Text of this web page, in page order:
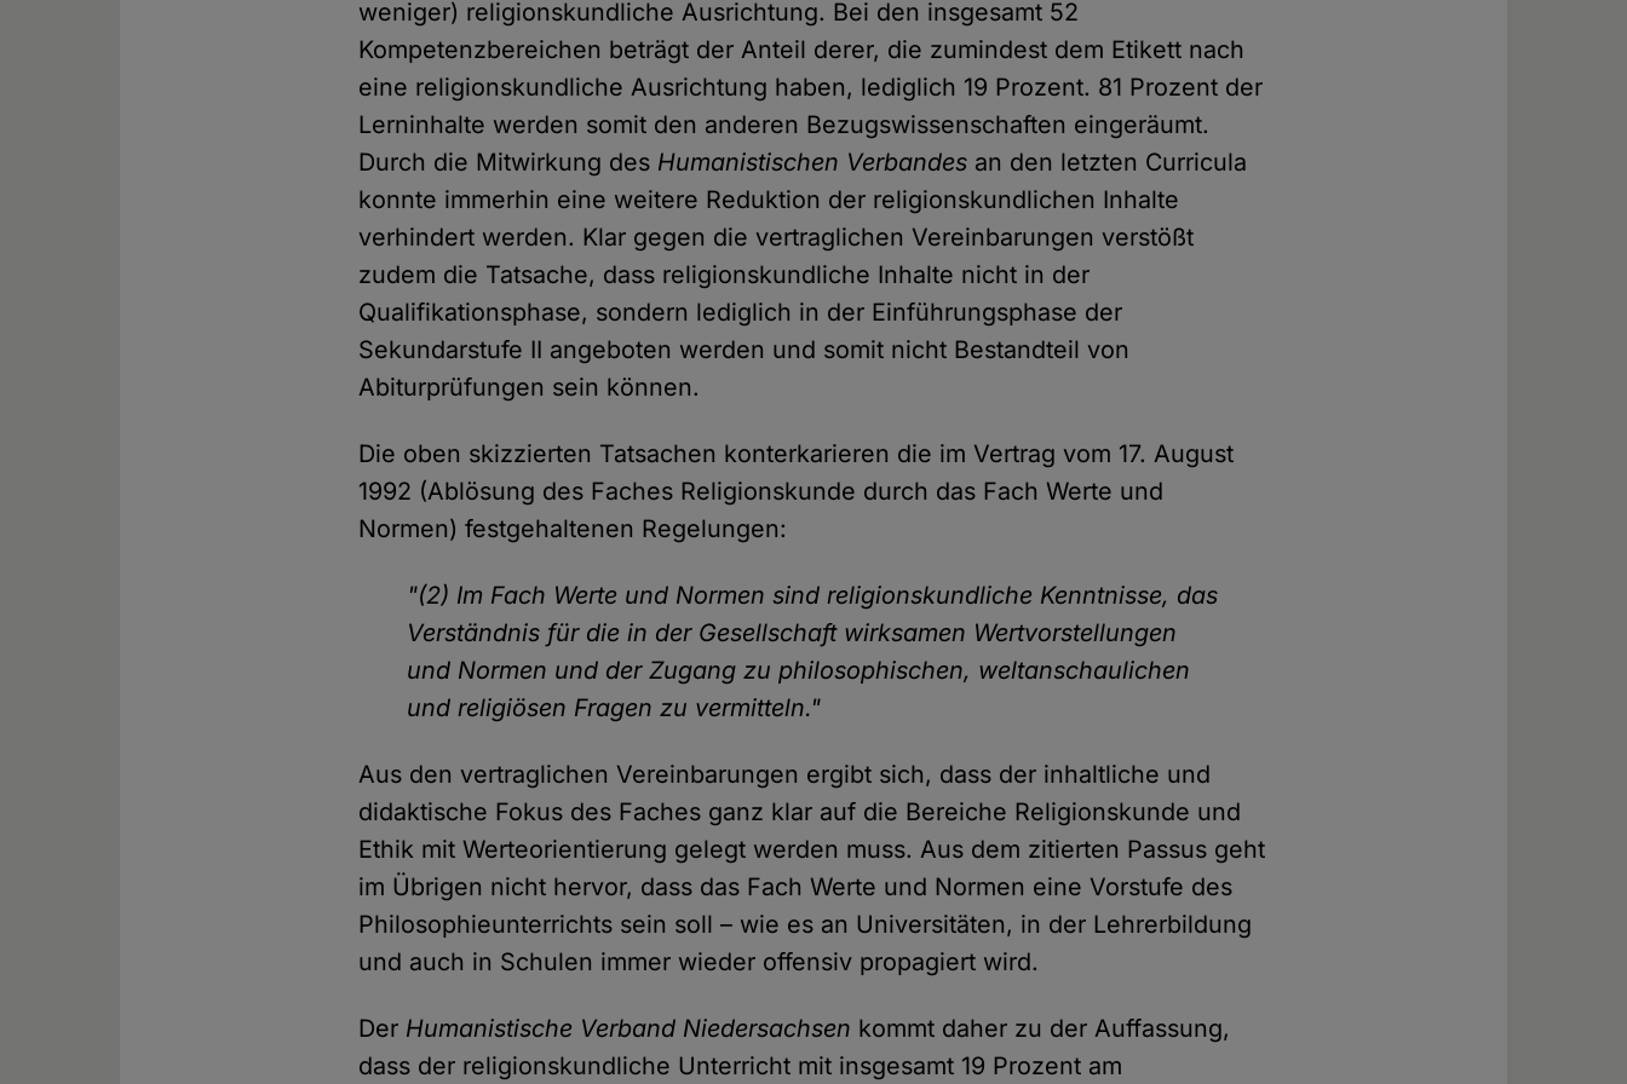
weniger) religionskundliche Ausrichtung. Bei den insgesamt 52
Kompetenzbereichen beträgt der Anteil derer, die zumindest dem Etikett nach
eine religionskundliche Ausrichtung haben, lediglich 19 Prozent. 81 Prozent der
Lerninhalte werden somit den anderen Bezugswissenschaften eingeräumt.
Durch die Mitwirkung des Humanistischen Verbandes an den letzten Curricula
konnte immerhin eine weitere Reduktion der religionskundlichen Inhalte
verhindert werden. Klar gegen die vertraglichen Vereinbarungen verstößt
zudem die Tatsache, dass religionskundliche Inhalte nicht in der
Qualifikationsphase, sondern lediglich in der Einführungsphase der
Sekundarstufe II angeboten werden und somit nicht Bestandteil von
Abiturprüfungen sein können.
Die oben skizzierten Tatsachen konterkarieren die im Vertrag vom 17. August
1992 (Ablösung des Faches Religionskunde durch das Fach Werte und
Normen) festgehaltenen Regelungen:
"(2) Im Fach Werte und Normen sind religionskundliche Kenntnisse, das
Verständnis für die in der Gesellschaft wirksamen Wertvorstellungen
und Normen und der Zugang zu philosophischen, weltanschaulichen
und religiösen Fragen zu vermitteln."
Aus den vertraglichen Vereinbarungen ergibt sich, dass der inhaltliche und
didaktische Fokus des Faches ganz klar auf die Bereiche Religionskunde und
Ethik mit Werteorientierung gelegt werden muss. Aus dem zitierten Passus geht
im Übrigen nicht hervor, dass das Fach Werte und Normen eine Vorstufe des
Philosophieunterrichts sein soll – wie es an Universitäten, in der Lehrerbildung
und auch in Schulen immer wieder offensiv propagiert wird.
Der Humanistische Verband Niedersachsen kommt daher zu der Auffassung,
dass der religionskundliche Unterricht mit insgesamt 19 Prozent am